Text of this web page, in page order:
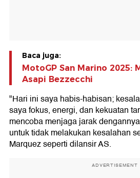
Baca juga:
MotoGP San Marino 2025:
Asapi Bezzecchi
"Hari ini saya habis-habisan;
saya fokus, energi, dan kekuatan
mencoba menjaga jarak
untuk tidak melakukan kesalahan
Marquez seperti dilansir AS.
ADVERTISEMENT